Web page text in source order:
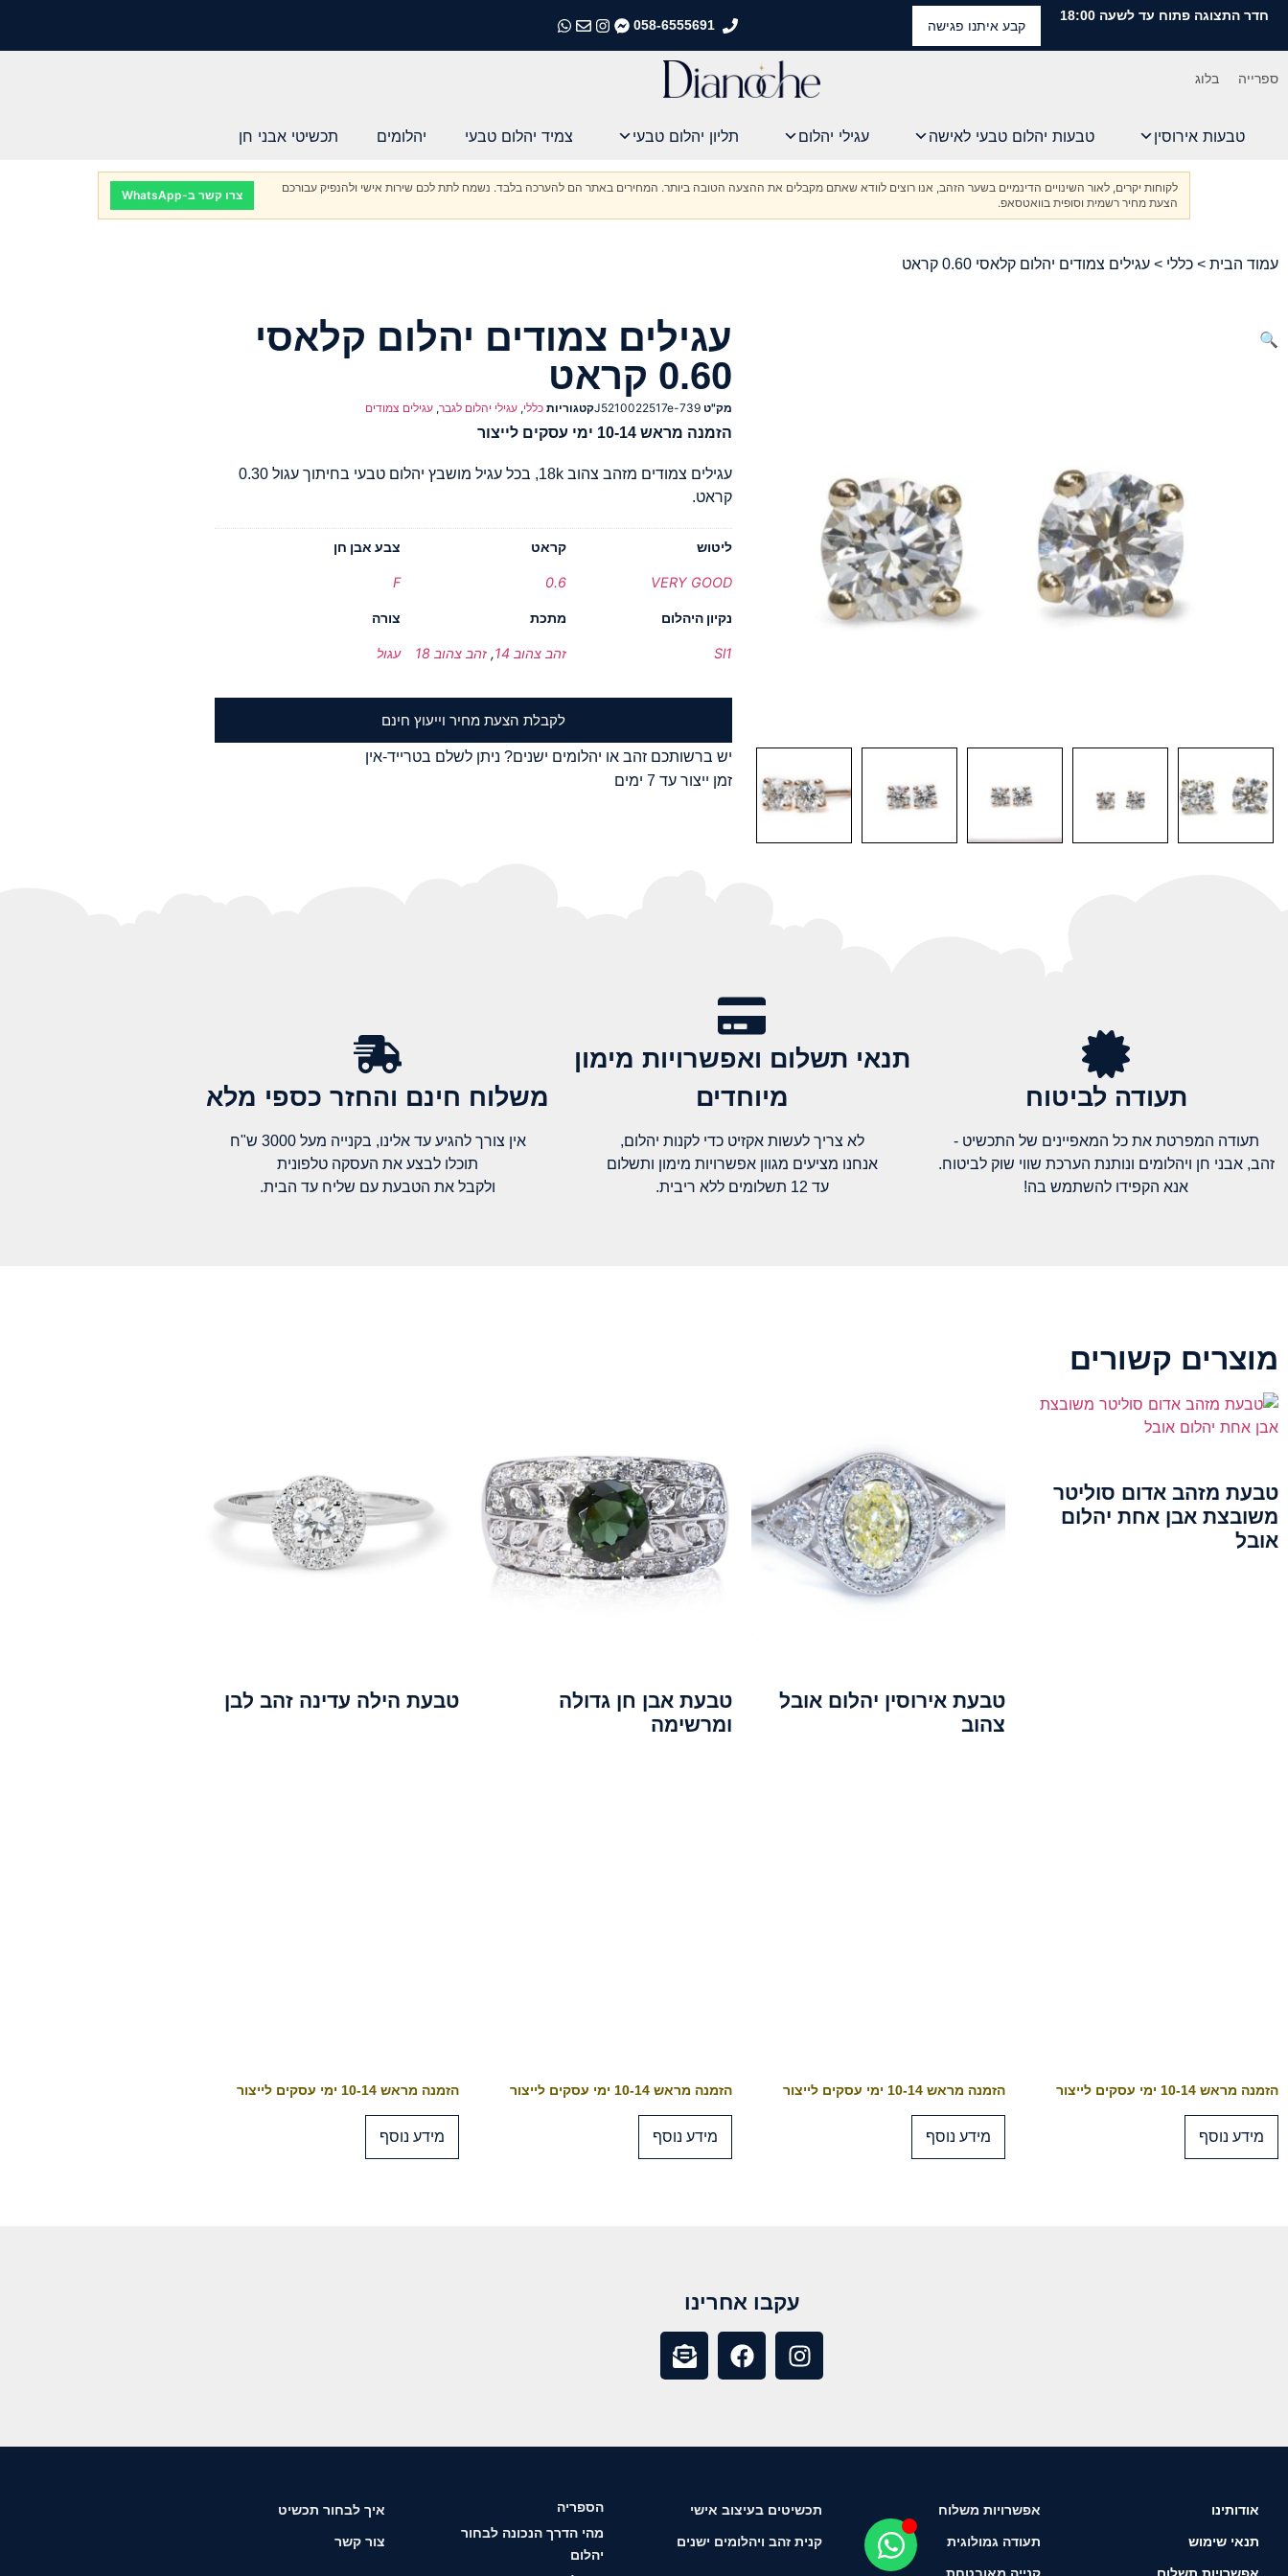
חדר התצוגה פתוח עד לשעה 18:00
קבע איתנו פגישה 058-6555691
התקשרו אלינו
התקשרו אלינו
התקשרו אלינו
התקשרו אלינו
ספרייה בלוג
טבעות אירוסין טבעות יהלום טבעי לאישה עגילי יהלום תליון יהלום טבעי צמיד יהלום טבעי יהלומים תכשיטי אבני חן
לקוחות יקרים, לאור השינויים הדינמיים בשער הזהב, אנו רוצים לוודא שאתם מקבלים את ההצעה הטובה ביותר. המחירים באתר הם להערכה בלבד. נשמח לתת לכם שירות אישי ולהנפיק עבורכם
הצעת מחיר רשמית וסופית בוואטסאפ.
צרו קשר ב-WhatsApp
עמוד הבית > כללי > עגילים צמודים יהלום קלאסי 0.60 קראט
🔍
עגילים צמודים יהלום קלאסי
0.60 קראט
מק"ט J5210022517e-739קטגוריות כללי, עגילי יהלום לגבר, עגילים צמודים
הזמנה מראש 10-14 ימי עסקים לייצור
עגילים צמודים מזהב צהוב 18k, בכל עגיל מושבץ יהלום טבעי בחיתוך עגול 0.30
קראט.
ליטוש
VERY GOOD
קראט
0.6
צבע אבן חן
F
נקיון היהלום
Sl1
מתכת
זהב צהוב 14 , זהב צהוב 18
צורה
עגול
לקבלת הצעת מחיר וייעוץ חינם
יש ברשותכם זהב או יהלומים ישנים? ניתן לשלם בטרייד-אין
זמן ייצור עד 7 ימים
תעודה לביטוח
תעודה המפרטת את כל המאפיינים של התכשיט -
זהב, אבני חן ויהלומים ונותנת הערכת שווי שוק לביטוח.
אנא הקפידו להשתמש בה!
תנאי תשלום ואפשרויות מימון
מיוחדים
לא צריך לעשות אקזיט כדי לקנות יהלום,
אנחנו מציעים מגוון אפשרויות מימון ותשלום
עד 12 תשלומים ללא ריבית.
משלוח חינם והחזר כספי מלא​
אין צורך להגיע עד אלינו, בקנייה מעל 3000 ש"ח
תוכלו לבצע את העסקה טלפונית
ולקבל את הטבעת עם שליח עד הבית.
מוצרים קשורים
טבעת מזהב אדום סוליטר
משובצת אבן אחת יהלום
אובל
הזמנה מראש 10-14 ימי עסקים לייצור
מידע נוסף
טבעת אירוסין יהלום אובל
צהוב
הזמנה מראש 10-14 ימי עסקים לייצור
מידע נוסף
טבעת אבן חן גדולה
ומרשימה
הזמנה מראש 10-14 ימי עסקים לייצור
מידע נוסף
טבעת הילה עדינה זהב לבן
הזמנה מראש 10-14 ימי עסקים לייצור
מידע נוסף
עקבו אחרינו
אודותינו
תנאי שימוש
אפשרויות משלוח
תעודה גמולוגית
תכשיטים בעיצוב אישי
קנית זהב ויהלומים ישנים
הספריה
מהי הדרך הנכונה לבחור
יהלום
איך לבחור תכשיט
צור קשר